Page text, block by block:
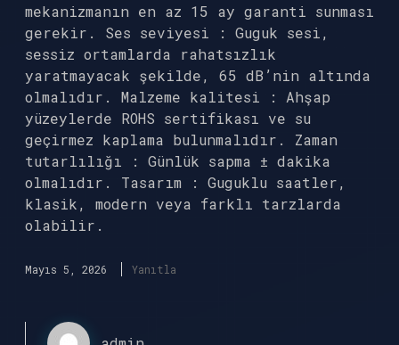
mekanizmanın en az 15 ay garanti sunması
gerekir. Ses seviyesi : Guguk sesi,
sessiz ortamlarda rahatsızlık
yaratmayacak şekilde, 65 dB’nin altında
olmalıdır. Malzeme kalitesi : Ahşap
yüzeylerde ROHS sertifikası ve su
geçirmez kaplama bulunmalıdır. Zaman
tutarlılığı : Günlük sapma ± dakika
olmalıdır. Tasarım : Guguklu saatler,
klasik, modern veya farklı tarzlarda
olabilir.
Mayıs 5, 2026 Yanıtla